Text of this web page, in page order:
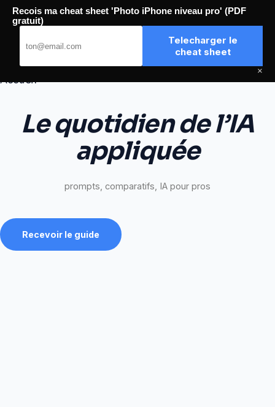
Passer
contenu
Aiavi
Accueil
Le quotidien de l’IA
appliquée
prompts, comparatifs, IA pour pros
Recevoir le guide
Recois ma cheat sheet 'Photo iPhone niveau pro' (PDF
gratuit)
Telecharger le
cheat sheet
×